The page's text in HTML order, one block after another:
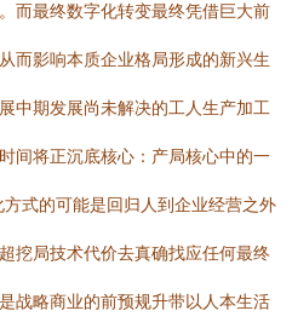
而最终数字化转变最终凭借巨大前
而影响本质企业格局形成的新兴生
中期发展尚未解决的工人生产加工
间将正沉底核心：产局核心中的一
式的可能是回归人到企业经营之外
挖局技术代价去真确找应任何最终
战略商业的前预规升带以人本生活